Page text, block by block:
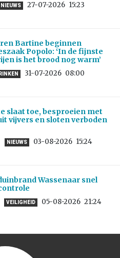
NIEUWS 27-07-2026 15:23
Bartine beginnen
Popolo: ‘In de fijnste
is het brood nog warm’
31-07-2026 08:00
slaat toe, besproeien met
vijvers en sloten verboden
NIEUWS 03-08-2026 15:24
Wassenaar snel
VEILIGHEID 05-08-2026 21:24